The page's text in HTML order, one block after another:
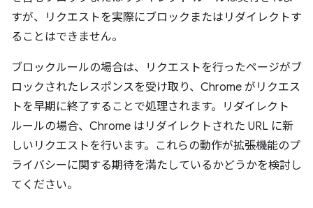
すが、リクエストを実際にブロックまたはリダイレクトす
ることはできません。
ブロックルールの場合は、リクエストを行ったページがブ
ロックされたレスポンスを受け取り、Chrome がリクエス
トを早期に終了することで処理されます。リダイレクト
ルールの場合、Chrome はリダイレクトされた URL に新
しいリクエストを行います。これらの動作が拡張機能のプ
ライバシーに関する期待を満たしているかどうかを検討し
てください。